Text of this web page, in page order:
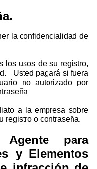
la confidencialidad de
los usos de su registro,
Usted pagará si fuera
no autorizado por
a la empresa sobre
registro o contraseña.
Agente para
y Elementos